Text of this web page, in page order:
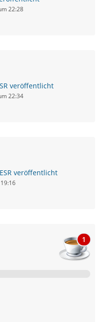
22:28
veröffentlicht
22:34
veröffentlicht
1